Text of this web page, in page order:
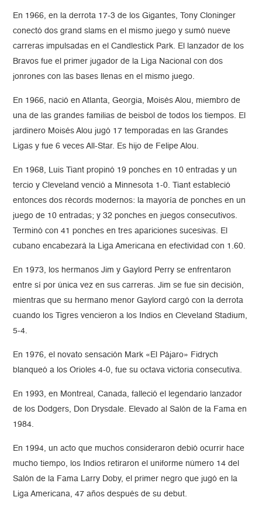
En 1966, en la derrota 17-3 de los Gigantes, Tony Cloninger
conectó dos grand slams en el mismo juego y sumó nueve
carreras impulsadas en el Candlestick Park. El lanzador de los
Bravos fue el primer jugador de la Liga Nacional con dos
jonrones con las bases llenas en el mismo juego.
En 1966, nació en Atlanta, Georgia, Moisés Alou, miembro de
una de las grandes familias de beisbol de todos los tiempos. El
jardinero Moisés Alou jugó 17 temporadas en las Grandes
Ligas y fue 6 veces All-Star. Es hijo de Felipe Alou.
En 1968, Luis Tiant propinó 19 ponches en 10 entradas y un
tercio y Cleveland venció a Minnesota 1-0. Tiant estableció
entonces dos récords modernos: la mayoría de ponches en un
juego de 10 entradas; y 32 ponches en juegos consecutivos.
Terminó con 41 ponches en tres apariciones sucesivas. El
cubano encabezará la Liga Americana en efectividad con 1.60.
En 1973, los hermanos Jim y Gaylord Perry se enfrentaron
entre sí por única vez en sus carreras. Jim se fue sin decisión,
mientras que su hermano menor Gaylord cargó con la derrota
cuando los Tigres vencieron a los Indios en Cleveland Stadium,
5-4.
En 1976, el novato sensación Mark «El Pájaro» Fidrych
blanqueó a los Orioles 4-0, fue su octava victoria consecutiva.
En 1993, en Montreal, Canada, falleció el legendario lanzador
de los Dodgers, Don Drysdale. Elevado al Salón de la Fama en
1984.
En 1994, un acto que muchos consideraron debió ocurrir hace
mucho tiempo, los Indios retiraron el uniforme número 14 del
Salón de la Fama Larry Doby, el primer negro que jugó en la
Liga Americana, 47 años después de su debut.